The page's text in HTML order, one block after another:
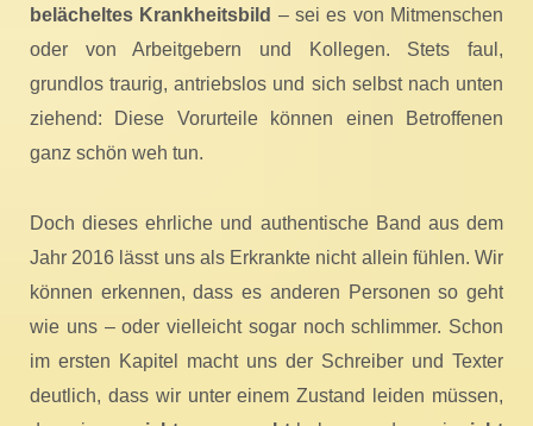
belächeltes Krankheitsbild – sei es von Mitmenschen
oder von Arbeitgebern und Kollegen. Stets faul,
grundlos traurig, antriebslos und sich selbst nach unten
ziehend: Diese Vorurteile können einen Betroffenen
ganz schön weh tun.
Doch dieses ehrliche und authentische Band aus dem
Jahr 2016 lässt uns als Erkrankte nicht allein fühlen. Wir
können erkennen, dass es anderen Personen so geht
wie uns – oder vielleicht sogar noch schlimmer. Schon
im ersten Kapitel macht uns der Schreiber und Texter
deutlich, dass wir unter einem Zustand leiden müssen,